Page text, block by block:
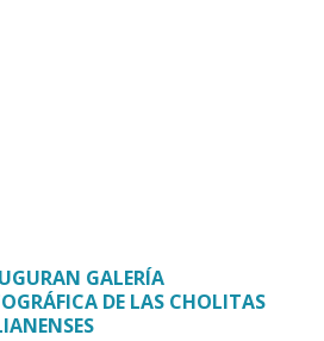
GALERÍA
DE LAS CHOLITAS